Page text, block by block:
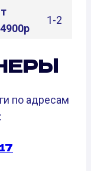
1-2
по адресам